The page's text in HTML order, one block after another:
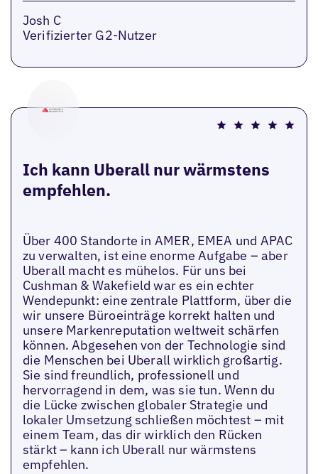
Josh C
Verifizierter G2-Nutzer
Ich kann Uberall nur wärmstens
empfehlen.
Über 400 Standorte in AMER, EMEA und APAC
zu verwalten, ist eine enorme Aufgabe – aber
Uberall macht es mühelos. Für uns bei
Cushman & Wakefield war es ein echter
Wendepunkt: eine zentrale Plattform, über die
wir unsere Büroeinträge korrekt halten und
unsere Markenreputation weltweit schärfen
können. Abgesehen von der Technologie sind
die Menschen bei Uberall wirklich großartig.
Sie sind freundlich, professionell und
hervorragend in dem, was sie tun. Wenn du
die Lücke zwischen globaler Strategie und
lokaler Umsetzung schließen möchtest – mit
einem Team, das dir wirklich den Rücken
stärkt – kann ich Uberall nur wärmstens
empfehlen.